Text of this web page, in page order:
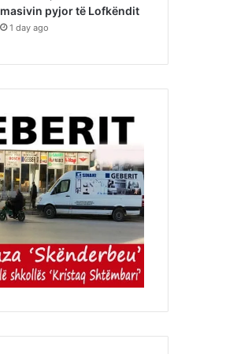
masivin pyjor të Lofkëndit
1 day ago